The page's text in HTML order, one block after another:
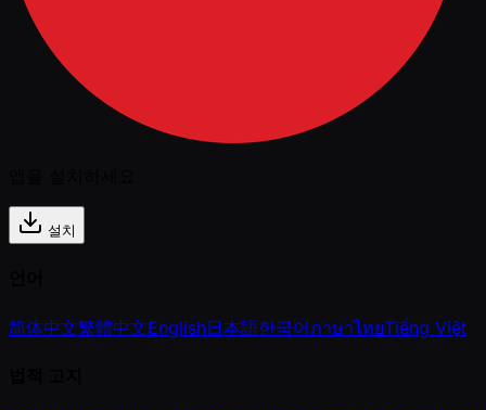
설치
简体中文繁體中文English日本語한국어ภาษาไทยTiếng Việt